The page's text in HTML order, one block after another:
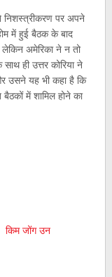
निशस्त्रीकरण पर अपने
में हुई बैठक के बाद
लेकिन अमेरिका ने न तो
ही उत्तर कोरिया ने
उसने यह भी कहा है कि
में शामिल होने का
किम जोंग उन